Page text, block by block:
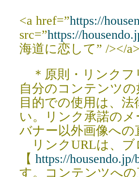
<a href=”https://
src=”https://
海道に恋して” /></a>
＊原則・リンクフ
自分のコンテンツ
目的での使用は、
い。リンク承諾の
バナー以外画像へ
リンクURLは、ブ
【 https://housendo.jp/
す。コンテンツへ